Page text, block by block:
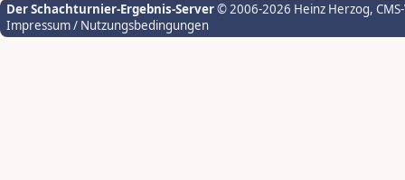
Der Schachturnier-Ergebnis-Server© 2006-2026 Heinz Herzog,
Impressum / Nutzungsbedingungen